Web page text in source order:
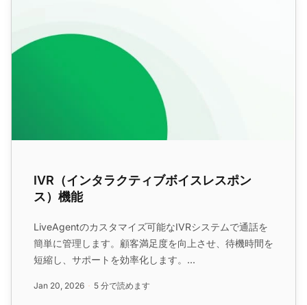
IVR（インタラクティブボイスレスポン
ス）機能
LiveAgentのカスタマイズ可能なIVRシステムで通話を
簡単に管理します。顧客満足度を向上させ、待機時間を
短縮し、サポートを効率化します。...
Jan 20, 2026 5 分で読めます